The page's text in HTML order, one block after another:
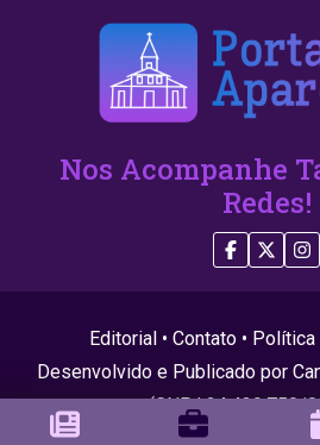
Nos Acompanhe
Redes!
Editorial• Contato• Política
Desenvolvido e Publicado por
(CNPJ 24.439.750/
© 2026 Todos os